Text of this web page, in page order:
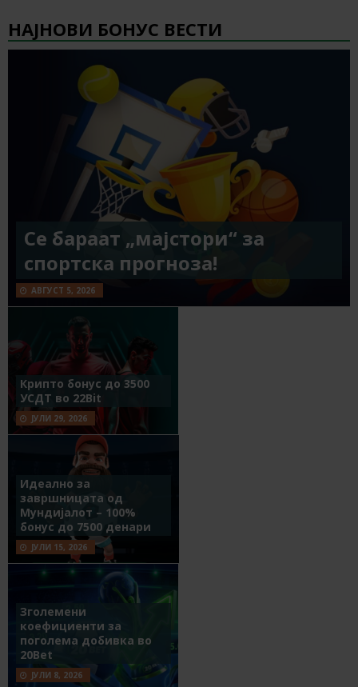
НАЈНОВИ БОНУС ВЕСТИ
Се бараат „мајстори“ за
спортска прогноза!
АВГУСТ 5, 2026
Крипто бонус до 3500
УСДТ во 22Bit
ЈУЛИ 29, 2026
Идеално за
завршницата од
Мундијалот – 100%
бонус до 7500 денари
ЈУЛИ 15, 2026
Зголемени
коефициенти за
поголема добивка во
20Bet
ЈУЛИ 8, 2026